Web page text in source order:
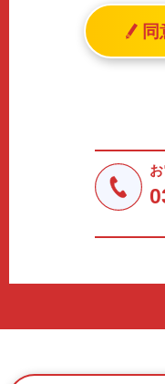
れる生存する個人に
その他の記述等によ
情報（個人識別情報
a.応募者等からの
b.本ウェブサイト
3. プライバシー尊重
4. 法令等の遵守